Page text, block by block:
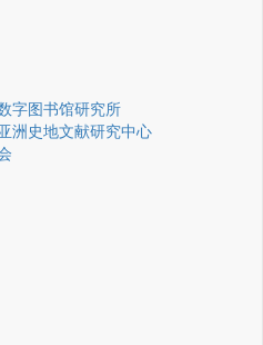
字图书馆研究所
洲史地文献研究中心